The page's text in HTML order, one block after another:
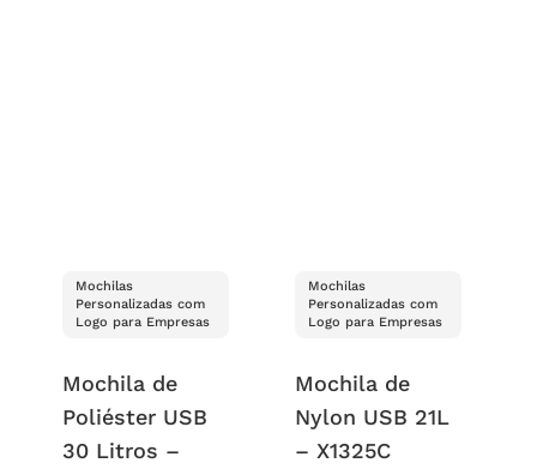
Mochilas
Personalizadas com
Logo para Empresas
Mochila de
Poliéster USB
30 Litros –
Mochilas
Personalizadas com
Logo para Empresas
Mochila de
Nylon USB 21L
– X1325C